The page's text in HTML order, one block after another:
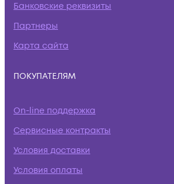
Банковские реквизиты
Партнеры
Карта сайта
ПОКУПАТЕЛЯМ
On-line поддержка
Сервисные контракты
Условия доставки
Условия оплаты